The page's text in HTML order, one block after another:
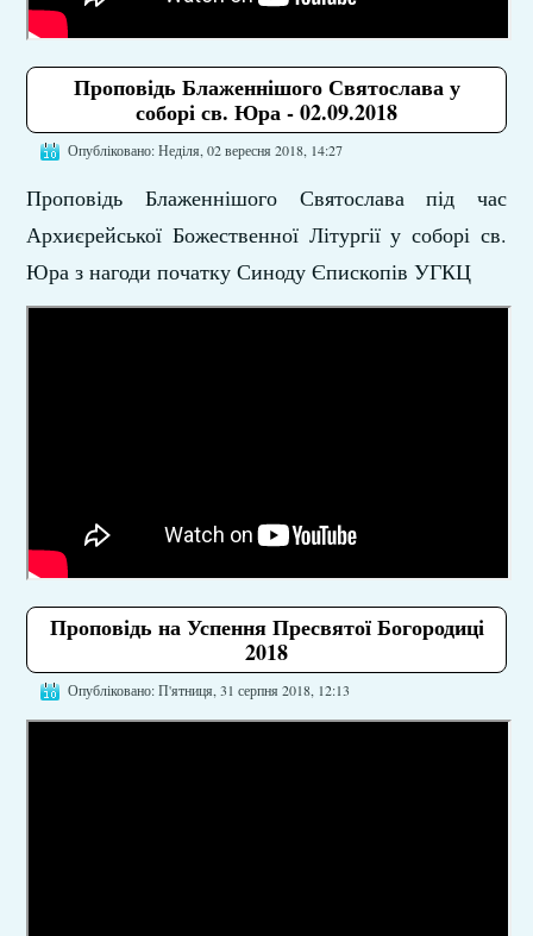
Проповідь Блаженнішого Святослава у
соборі св. Юра - 02.09.2018
Опубліковано: Неділя, 02 вересня 2018, 14:27
Проповідь Блаженнішого Святослава під час
Архиєрейської Божественної Літургії у соборі св.
Юра з нагоди початку Синоду Єпископів УГКЦ
Проповідь на Успення Пресвятої Богородиці
2018
Опубліковано: П'ятниця, 31 серпня 2018, 12:13